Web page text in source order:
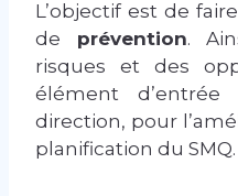
L’objectif est de
de prévention.
risques et des
élément
direction, pour
planification du SMQ.